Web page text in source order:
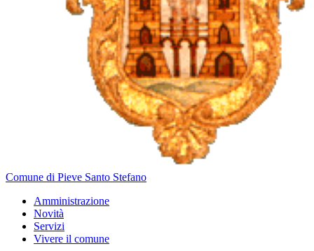
Comune di Pieve Santo Stefano
Amministrazione
Novità
Servizi
Vivere il comune